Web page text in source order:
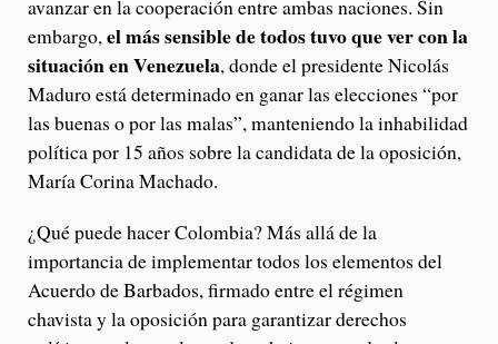
avanzar en la cooperación entre ambas naciones. Sin
embargo,el más sensible de todos tuvo que ver con la
situación en Venezuela, donde el presidente Nicolás
Maduro está determinado en ganar las elecciones “por
las buenas o por las malas”, manteniendo la inhabilidad
política por 15 años sobre la candidata de la oposición,
María Corina Machado.
¿Qué puede hacer Colombia? Más allá de la
importancia de implementar todos los elementos del
Acuerdo de Barbados, firmado entre el régimen
chavista y la oposición para garantizar derechos